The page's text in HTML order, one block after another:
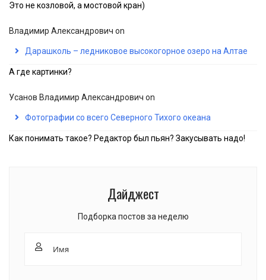
Это не козловой, а мостовой кран)
Владимир Александрович on
Дарашколь – ледниковое высокогорное озеро на Алтае
А где картинки?
Усанов Владимир Александрович on
Фотографии со всего Северного Тихого океана
Как понимать такое? Редактор был пьян? Закусывать надо!
Дайджест
Подборка постов за неделю